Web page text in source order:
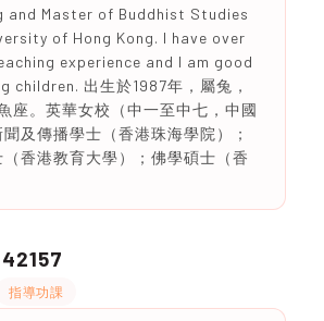
and Master of Buddhist Studies
of Hong Kong. I have over
experience and I am good
children. 出生於1987年，屬兔，
座。英華女校（中一至中七，中國
及傳播學士（香港珠海學院）；
香港教育大學）；佛學碩士（香
指導功課